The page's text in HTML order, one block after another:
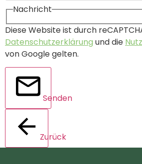
Nachricht
Diese Website ist durch
Datenschutzerklärung und die
von Google gelten.
Senden
Zurück